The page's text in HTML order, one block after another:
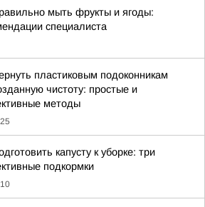
мыть фрукты и ягоды:
специалиста
пластиковым подоконникам
чистоту: простые и
методы
капусту к уборке: три
подкормки